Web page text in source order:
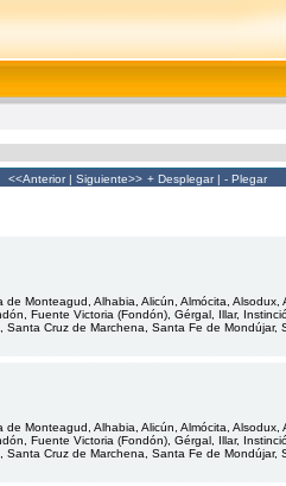
<<Anterior| Siguiente>> + Desplegar| - Plegar
Monteagud, Alhabia, Alicún, Almócita,
Fuente Victoria (Fondón), Gérgal, Illar,
Cruz de Marchena, Santa Fe de
Monteagud, Alhabia, Alicún, Almócita,
Fuente Victoria (Fondón), Gérgal, Illar,
Cruz de Marchena, Santa Fe de